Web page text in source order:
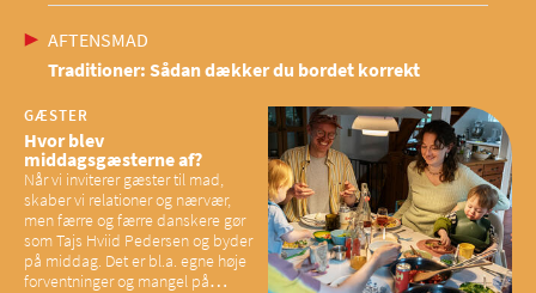
AFTENSMAD
Traditioner: Sådan dækker du bordet korrekt
GÆSTER
Hvor blev
middagsgæsterne af?
Når vi inviterer gæster til mad,
skaber vi relationer og nærvær,
men færre og færre danskere gør
som Tajs Hviid Pedersen og byder
på middag. Det er bl.a. egne høje
forventninger og mangel på